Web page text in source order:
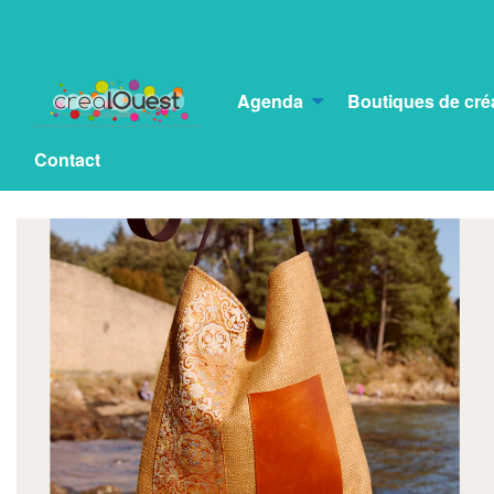
Agenda Boutiques de
Contact